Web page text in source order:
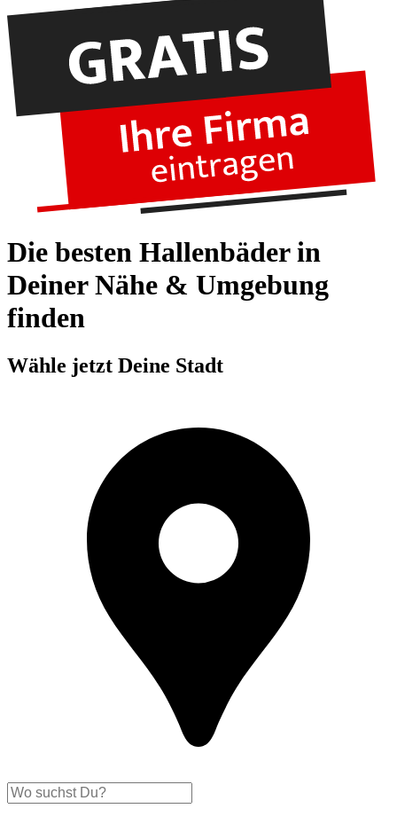
Die besten Hallenbäder in
Deiner Nähe & Umgebung
finden
Wähle jetzt Deine Stadt